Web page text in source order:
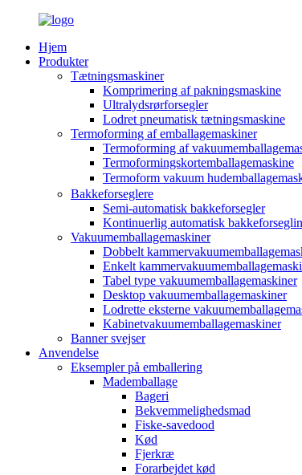
Hjem
Produkter
Tætningsmaskiner
Komprimering af pakningsmaskine
Ultralydsrørforsegler
Lodret pneumatisk tætningsmaskine
Termoforming af emballagemaskiner
Termoforming af
Termoformingskortemballagemaskine
Termoform vakuum
Bakkeforseglere
Semi-automatisk bakkeforsegler
Kontinuerlig automatisk
Vakuumemballagemaskiner
Dobbelt
Enkelt
Tabel type vakuumemballagemaskiner
Desktop vakuumemballagemaskiner
Lodrette eksterne
Kabinetvakuumemballagemaskiner
Banner svejser
Anvendelse
Eksempler på emballering
Mademballage
Bageri
Bekvemmelighedsmad
Fiske-savedood
Kød
Fjerkræ
Forarbejdet kød